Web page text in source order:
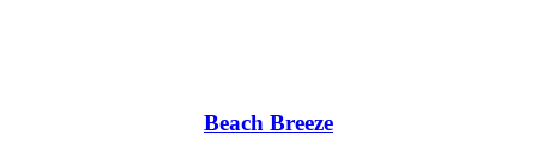
Beach Breeze